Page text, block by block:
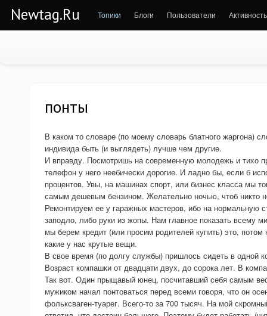
Newtag.Ru Топики Блоги Пользователи Активность
понты
В каком то словаре (по моему словарь блатного жаргона)
индивида быть (и выглядеть) лучше чем другие.
И вправду. Посмотришь на современную молодежь и тихо
телефон у него неебически дорогие. И ладно бы, если б
процентов. Увы, на машинах спорт, или бизнес класса мы
самым дешевым бензином. Желательно ночью, чтоб никто
Ремонтируем ее у гаражных мастеров, ибо на нормальную
заподло, либо руки из жопы. Нам главное показать всему
мы берем кредит (или просим родителей купить) это,
какие у нас крутые вещи.
В свое время (по долгу службы) пришлось сидеть в одной
Возраст компашки от двадцати двух, до сорока лет. В
Так вот. Один прыщавый юнец, посчитавший себя самым
мужиком начал понтоваться перед всеми говоря, что он
фольксваген-туарег. Всего-то за 700 тысяч. На мой